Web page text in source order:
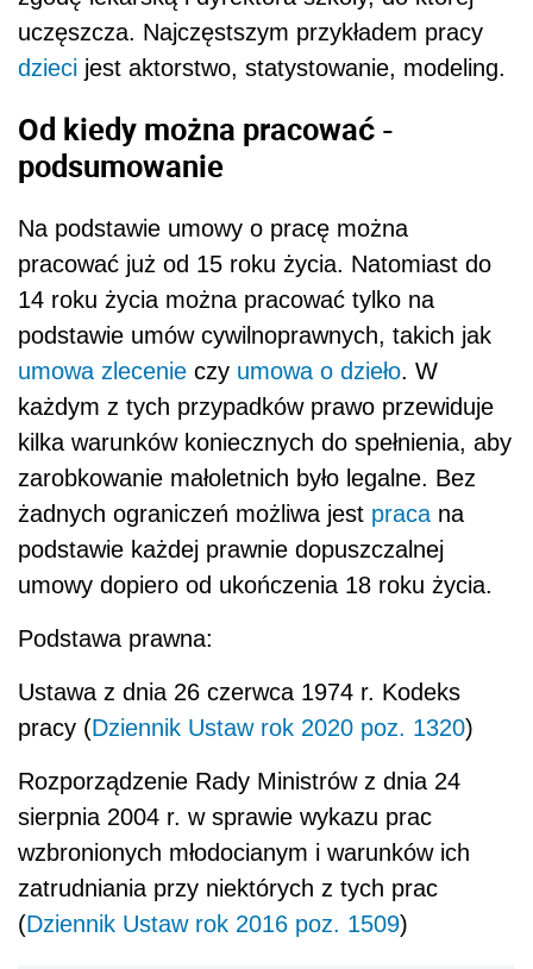
uczęszcza. Najczęstszym przykładem pracy
dzieci jest aktorstwo, statystowanie, modeling.
Od kiedy można pracować -
podsumowanie
Na podstawie umowy o pracę można
pracować już od 15 roku życia. Natomiast do
14 roku życia można pracować tylko na
podstawie umów cywilnoprawnych, takich jak
umowa zlecenie czy umowa o dzieło. W
każdym z tych przypadków prawo przewiduje
kilka warunków koniecznych do spełnienia, aby
zarobkowanie małoletnich było legalne. Bez
żadnych ograniczeń możliwa jest praca na
podstawie każdej prawnie dopuszczalnej
umowy dopiero od ukończenia 18 roku życia.
Podstawa prawna:
Ustawa z dnia 26 czerwca 1974 r. Kodeks
pracy (Dziennik Ustaw rok 2020 poz. 1320)
Rozporządzenie Rady Ministrów z dnia 24
sierpnia 2004 r. w sprawie wykazu prac
wzbronionych młodocianym i warunków ich
zatrudniania przy niektórych z tych prac
(Dziennik Ustaw rok 2016 poz. 1509)